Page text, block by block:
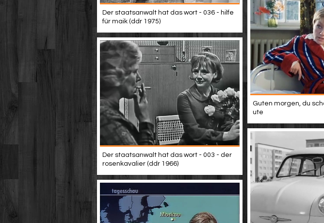
Der staatsanwalt hat das wort - 036 - hilfe
für maik (ddr 1975)
Guten morgen, du
ute
Der staatsanwalt hat das wort - 003 - der
rosenkavalier (ddr 1966)